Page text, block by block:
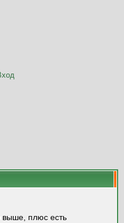
выше, плюс есть